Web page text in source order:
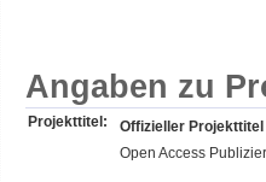
Angaben zu
Projekttitel:
Offizieller Projekttitel
Open Access